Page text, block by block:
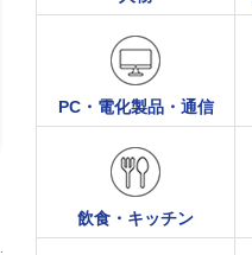
PC・電化製品・通信
飲食・キッチン